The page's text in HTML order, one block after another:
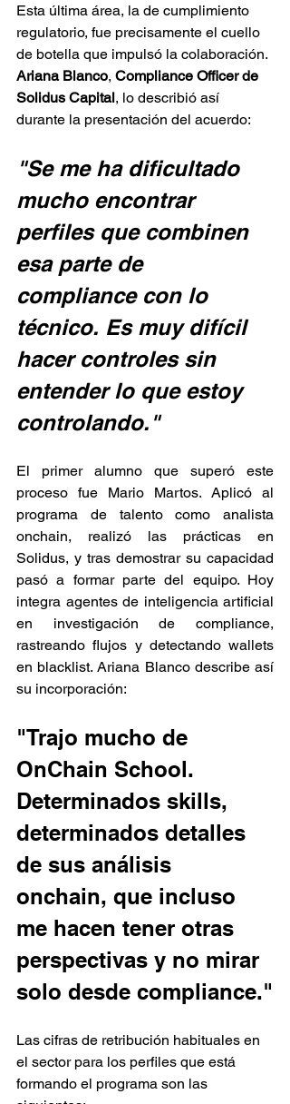
Esta última área, la de cumplimiento
regulatorio, fue precisamente el cuello
de botella que impulsó la colaboración.
Ariana Blanco, Compliance Officer de
Solidus Capital, lo describió así
durante la presentación del acuerdo:
"Se me ha dificultado
mucho encontrar
perfiles que combinen
esa parte de
compliance con lo
técnico. Es muy difícil
hacer controles sin
entender lo que estoy
controlando."
El primer alumno que superó este
proceso fue Mario Martos. Aplicó al
programa de talento como analista
onchain, realizó las prácticas en
Solidus, y tras demostrar su capacidad
pasó a formar parte del equipo. Hoy
integra agentes de inteligencia artificial
en investigación de compliance,
rastreando flujos y detectando wallets
en blacklist. Ariana Blanco describe así
su incorporación:
"Trajo mucho de
OnChain School.
Determinados skills,
determinados detalles
de sus análisis
onchain, que incluso
me hacen tener otras
perspectivas y no mirar
solo desde compliance."
Las cifras de retribución habituales en
el sector para los perfiles que está
formando el programa son las